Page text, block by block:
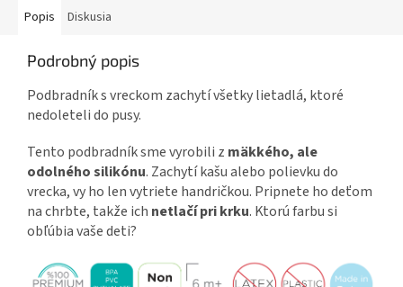
Popis Diskusia
Podrobný popis
Podbradník s vreckom zachytí všetky lietadlá, ktoré
nedoleteli do pusy.
Tento podbradník sme vyrobili z mäkkého, ale
odolného silikónu. Zachytí kašu alebo polievku do
vrecka, vy ho len vytriete handričkou. Pripnete ho deťom
na chrbte, takže ich netlačí pri krku. Ktorú farbu si
obľúbia vaše deti?